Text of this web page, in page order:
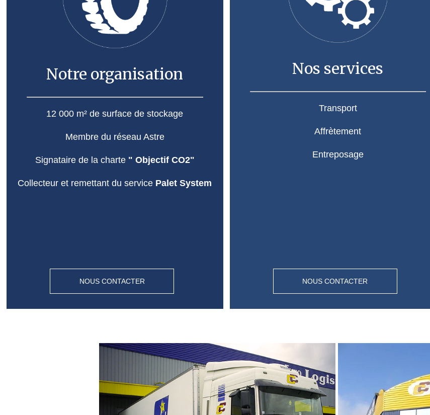
Notre organisation
12 000 m² de surface de stockage
Membre du réseau Astre
Signataire de la charte " Objectif CO2"
Collecteur et remettant du service Palet System
NOUS CONTACTER
Nos services
Transport
Affrètement
Entreposage
NOUS CONTACTER